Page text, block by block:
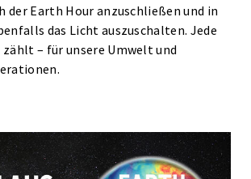
der Earth Hour anzuschließen und in
das Licht auszuschalten. Jede
– für unsere Umwelt und